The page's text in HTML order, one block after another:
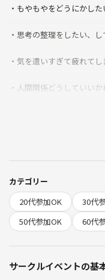
・もやもやをどうにかした
・思考の整理をしたい、
・気を遣いすぎて疲れてし
・人間関係どうしていい
・自信がない、自己肯定
・イライラ、悲しい、寂
からない
・孤独感がある
カテゴリー
20代参加OK
30代
50代参加OK
60代
サークルイベントの基